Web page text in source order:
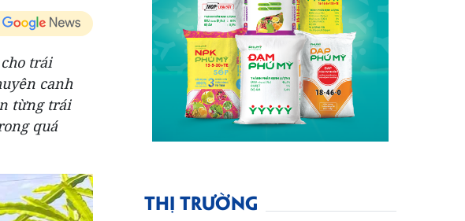
trái
canh
từng trái
quá
THỊ TRƯỜNG